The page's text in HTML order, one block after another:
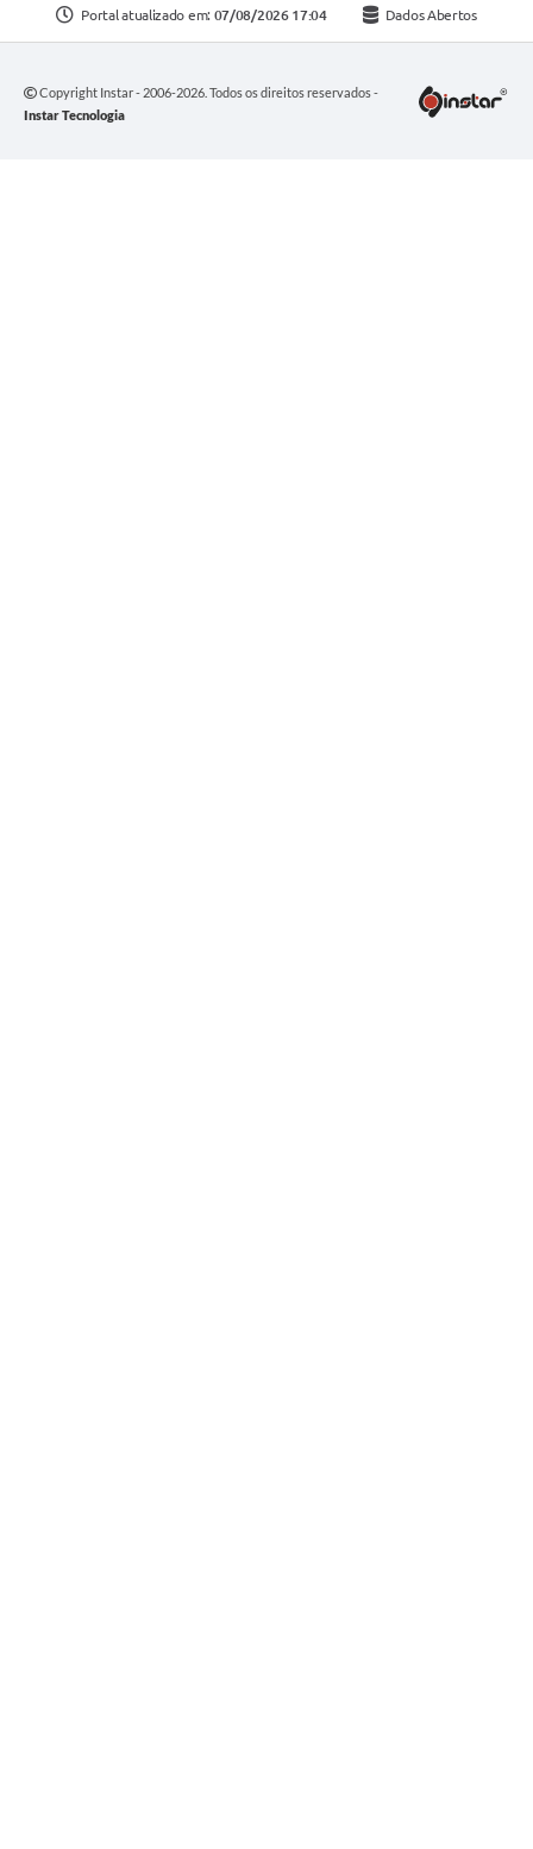
Portal atualizado em: 07/08/2026 17:04 Dados Abertos
Copyright Instar - 2006-2026. Todos os direitos reservados -
Instar Tecnologia